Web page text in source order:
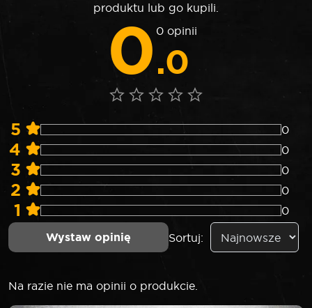
produktu lub go kupili.
0.0
0 opinii
5 0
4 0
3 0
2 0
1 0
Wystaw opinię Sortuj:
Na razie nie ma opinii o produkcie.